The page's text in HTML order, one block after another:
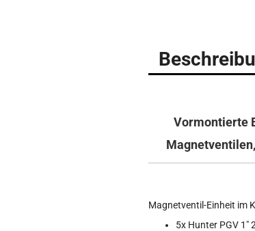
Vormontierte
Magnetventil-Einheit im
5x Hunter PGV 1"